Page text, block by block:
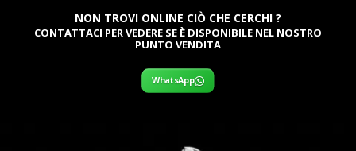
NON TROVI ONLINE CIÒ CHE CERCHI ?
CONTATTACI PER VEDERE SE È DISPONIBILE NEL NOSTRO
PUNTO VENDITA
WhatsApp